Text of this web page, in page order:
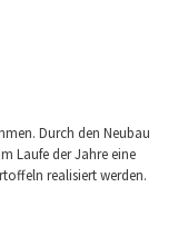
Durch den Neubau
Laufe der Jahre eine
realisiert werden.